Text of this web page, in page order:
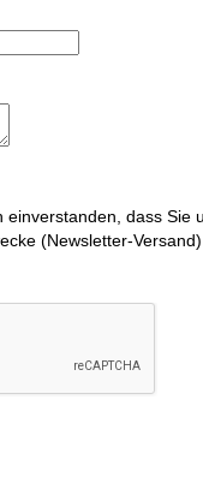
einverstanden, dass Sie
(Newsletter-